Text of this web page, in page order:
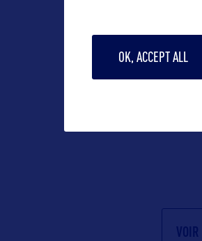
OK, ACCEPT ALL